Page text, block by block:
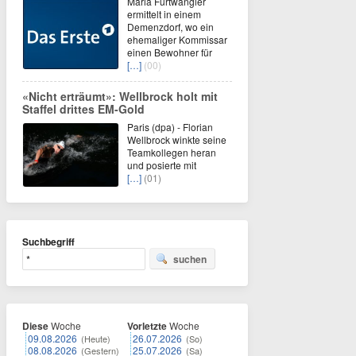
ermittelt in einem
Demenzdorf, wo ein
ehemaliger Kommissar
einen Bewohner für
[…] (00)
«Nicht erträumt»: Wellbrock holt mit
Staffel drittes EM-Gold
Paris (dpa) - Florian
Wellbrock winkte seine
Teamkollegen heran
und posierte mit
[…] (01)
Suchbegriff
suchen
DieseWoche
09.08.2026 (Heute)
08.08.2026 (Gestern)
VorletzteWoche
26.07.2026 (So)
25.07.2026 (Sa)